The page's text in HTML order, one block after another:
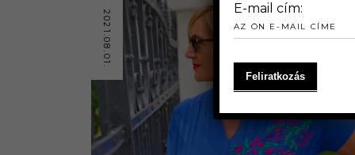
2021.08.01.
E-mail cím: